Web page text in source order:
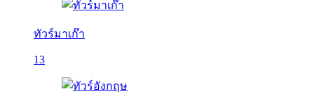
ทัวร์มาเก๊า
13